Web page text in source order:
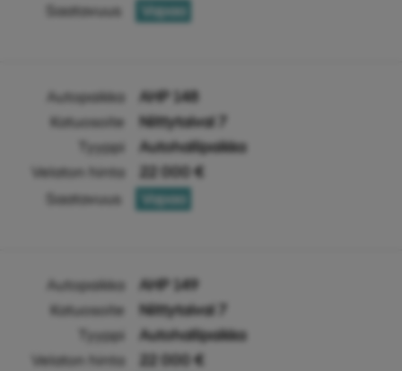
Saatavuus
Vapaa
Autopaikka
AHP 148
Katuosoite
Niittytaival 7
Tyyppi
Autohallipaikka
Velaton hinta
22 000 €
Saatavuus
Vapaa
Autopaikka
AHP 149
Katuosoite
Niittytaival 7
Tyyppi
Autohallipaikka
Velaton hinta
22 000 €